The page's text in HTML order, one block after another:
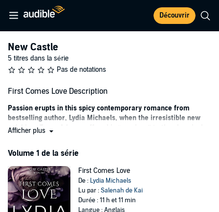
Découvrir
New Castle
5 titres dans la série
Pas de notations
First Comes Love Description
Passion erupts in this spicy contemporary romance from
bestselling author, Lydia Michaels, when the irresistible new
neighbor, Tyson Adams, offers his “services” to the shy, single
Kat D’Angelo’s bittersweet life is about to get decadent. Four years
come to terms with her otherwise lackluster life. Budgeted to the
penny and scheduled to the minute, Kat’s highest priority is her
daughter, Mia. After being deserted by Mia’s father, abandoned by
her conservative family, and broke to the point of near starvation, Kat
Afficher plus
Volume 1 de la série
First Comes Love
De : Lydia Michaels
Lu par :Salenah de Kai
Durée : 11 h et 11 min
Langue : Anglais